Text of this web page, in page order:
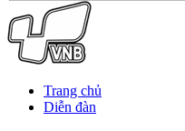
Trang chủ
Diễn đàn